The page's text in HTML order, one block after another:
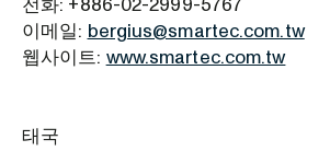
이메일: bergius@smartec.com.tw
웹사이트: www.smartec.com.tw
태국